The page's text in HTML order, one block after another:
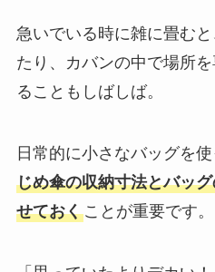
急いでいる時に雑に畳む
たり、カバンの中で場所
ることもしばしば。
日常的に小さなバッグを使
じめ傘の収納寸法とバッ
せておくことが重要です。